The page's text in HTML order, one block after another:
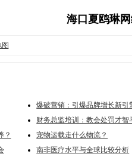
海口夏鸥琳
爆破营销：引爆品牌增长新引
财务总监培训：教会处罚才智
？
宠物运载走什么物流？
南非医疗水平与全球比较分析